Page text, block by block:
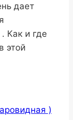
дает
Как и где
этой